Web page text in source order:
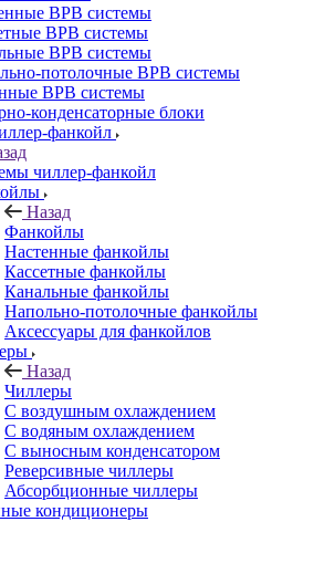
ВРВ системы
ВРВ системы
ВРВ системы
потолочные ВРВ системы
ВРВ системы
конденсаторные блоки
фанкойл
чиллер-фанкойл
Назад
Фанкойлы
Настенные фанкойлы
Кассетные фанкойлы
Канальные фанкойлы
Напольно-потолочные фанкойлы
Аксессуары для фанкойлов
Назад
Чиллеры
С воздушным охлаждением
С водяным охлаждением
С выносным конденсатором
Реверсивные чиллеры
Абсорбционные чиллеры
кондиционеры